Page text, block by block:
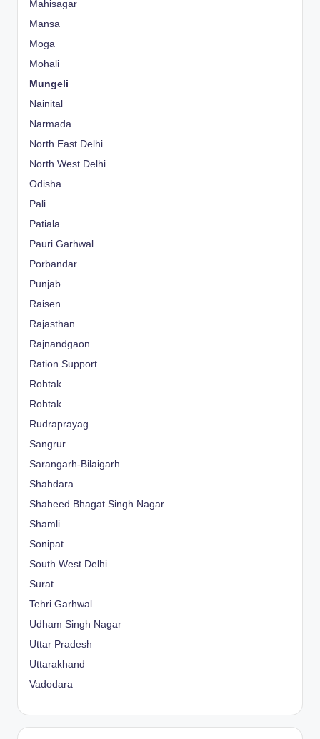
Mahisagar
Mansa
Moga
Mohali
Mungeli
Nainital
Narmada
North East Delhi
North West Delhi
Odisha
Pali
Patiala
Pauri Garhwal
Porbandar
Punjab
Raisen
Rajasthan
Rajnandgaon
Ration Support
Rohtak
Rohtak
Rudraprayag
Sangrur
Sarangarh-Bilaigarh
Shahdara
Shaheed Bhagat Singh Nagar
Shamli
Sonipat
South West Delhi
Surat
Tehri Garhwal
Udham Singh Nagar
Uttar Pradesh
Uttarakhand
Vadodara